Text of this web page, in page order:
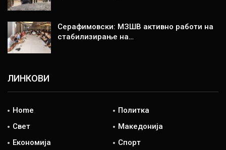
Серафимовски: МЗШВ активно работи на
стабилизирање на…
ЛИНКОВИ
Home
Политка
Свет
Македонија
Економија
Спорт